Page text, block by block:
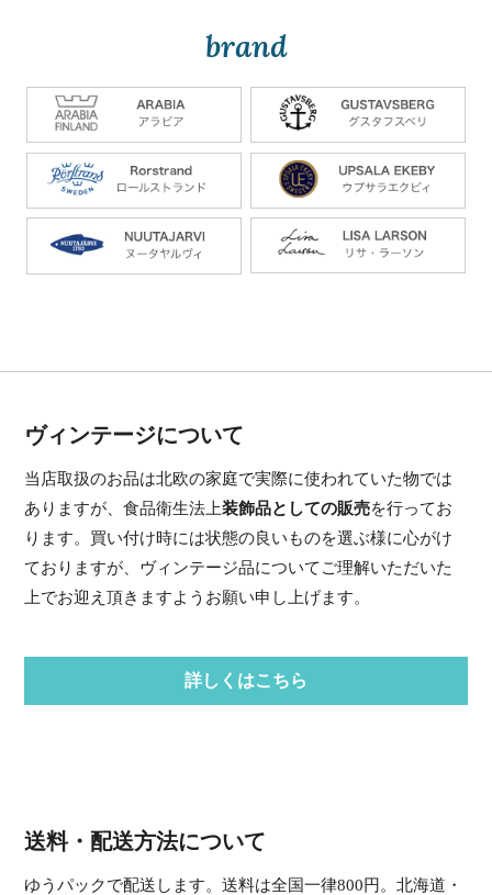
brand
ヴィンテージについて
当店取扱のお品は北欧の家庭で実際に使われていた物では
ありますが、食品衛生法上装飾品としての販売を行ってお
ります。買い付け時には状態の良いものを選ぶ様に心がけ
ておりますが、ヴィンテージ品についてご理解いただいた
上でお迎え頂きますようお願い申し上げます。
詳しくはこちら
送料・配送方法について
ゆうパックで配送します。送料は全国一律800円。北海道・